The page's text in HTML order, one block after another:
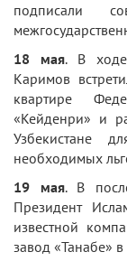
подписали
18 мая. В
Каримов
квартире
«Кейденри» и
Узбекистане
необходимых
19 мая. В
Президент
известной
завод «Танабе»